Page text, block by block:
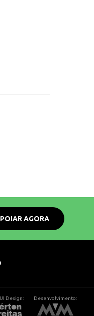
AGORA
Design: Desenvolvimento: